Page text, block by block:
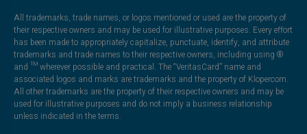
All trademarks, trade names, or logos mentioned or used are the property of
their respective owners and may be used for illustrative purposes. Every effort
has been made to appropriately capitalize, punctuate, identify, and attribute
trademarks and trade names to their respective owners, including using ®
and ™ wherever possible and practical. The “VeritasCard” name and
associated logos and marks are trademarks and the property of Klopercom.
All other trademarks are the property of their respective owners and may be
used for illustrative purposes and do not imply a business relationship
unless indicated in the terms.